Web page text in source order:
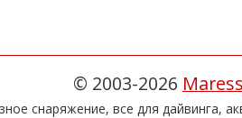
© 2003-2026 Maress
снаряжение, все для дайвинга,